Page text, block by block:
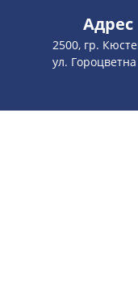
Адрес
2500, гр.
ул.